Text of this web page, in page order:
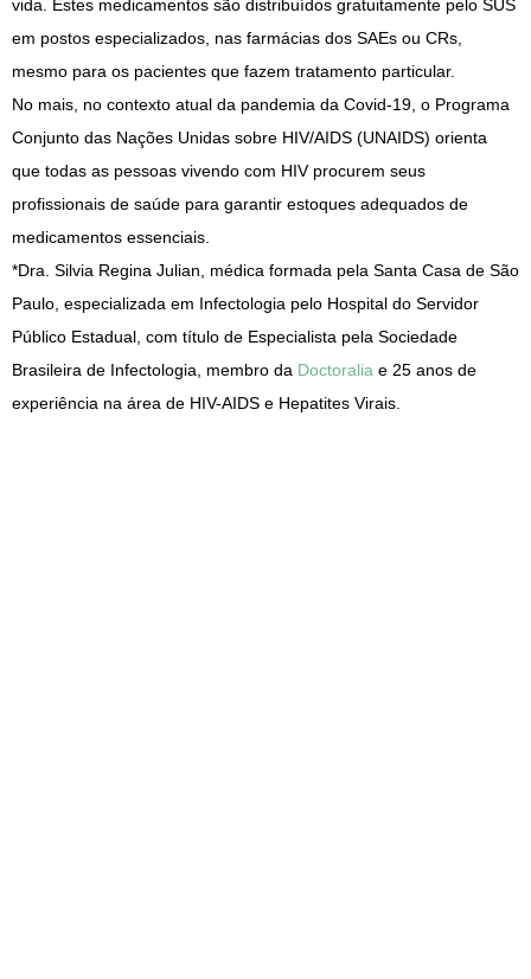
vida. Estes medicamentos são distribuídos gratuitamente pelo SUS
em postos especializados, nas farmácias dos SAEs ou CRs,
mesmo para os pacientes que fazem tratamento particular.
No mais, no contexto atual da pandemia da Covid-19, o Programa
Conjunto das Nações Unidas sobre HIV/AIDS (UNAIDS) orienta
que todas as pessoas vivendo com HIV procurem seus
profissionais de saúde para garantir estoques adequados de
medicamentos essenciais.
*Dra. Silvia Regina Julian, médica formada pela Santa Casa de São
Paulo, especializada em Infectologia pelo Hospital do Servidor
Público Estadual, com título de Especialista pela Sociedade
Brasileira de Infectologia, membro da Doctoralia e 25 anos de
experiência na área de HIV-AIDS e Hepatites Virais.